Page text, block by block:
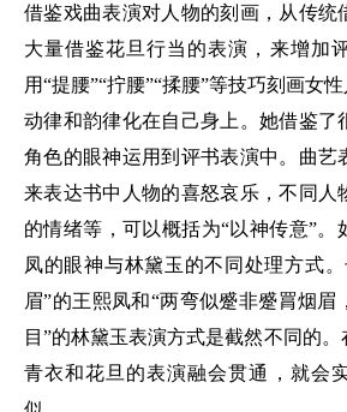
借鉴戏曲表演对人物的刻画，从传统
大量借鉴花旦行当的表演，来增加
用“提腰”“拧腰”“揉腰”等技巧刻画女
动律和韵律化在自己身上。她借鉴了
角色的眼神运用到评书表演中。曲艺
来表达书中人物的喜怒哀乐，不同人
的情绪等，可以概括为“以神传意”。
凤的眼神与林黛玉的不同处理方式
眉”的王熙凤和“两弯似蹙非蹙罥烟眉
目”的林黛玉表演方式是截然不同的
青衣和花旦的表演融会贯通，就会